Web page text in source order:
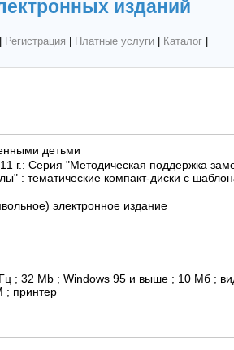
изданий
Регистрация Платные услуги| Каталог|
детьми
г.: Серия "Методическая поддержка
: тематические компакт-диски с
электронное издание
; 32 Mb ; Windows 95 и выше ; 10 Мб ;
; принтер